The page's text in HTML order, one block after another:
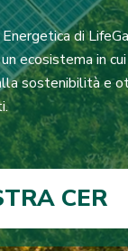
di
ecosistema in
sostenibilità e
CER